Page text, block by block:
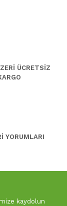
ÜCRETSİZ
YORUMLARI
kaydolun